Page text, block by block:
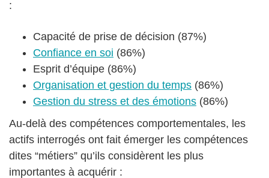
:
Capacité de prise de décision (87%)
Confiance en soi (86%)
Esprit d’équipe (86%)
Organisation et gestion du temps (86%)
Gestion du stress et des émotions (86%)
Au-delà des compétences comportementales, les
actifs interrogés ont fait émerger les compétences
dites “métiers” qu’ils considèrent les plus
importantes à acquérir :